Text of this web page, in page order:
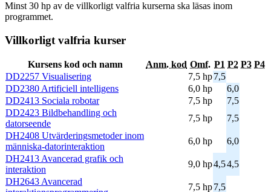
Minst 30 hp av de villkorligt valfria kurserna ska läsas inom
programmet.
Villkorligt valfria kurser
Kursens kod och namn Anm. kod Omf. P1 P2 P3 P4
DD2257 Visualisering
7,5 hp7,5
DD2380 Artificiell intelligens
6,0 hp
6,0
DD2413 Sociala robotar
7,5 hp
7,5
DD2423 Bildbehandling och
datorseende
7,5 hp
7,5
DH2408 Utvärderingsmetoder inom
människa-datorinteraktion
6,0 hp
6,0
DH2413 Avancerad grafik och
interaktion
9,0 hp4,54,5
DH2643 Avancerad
7,5 hp7,5